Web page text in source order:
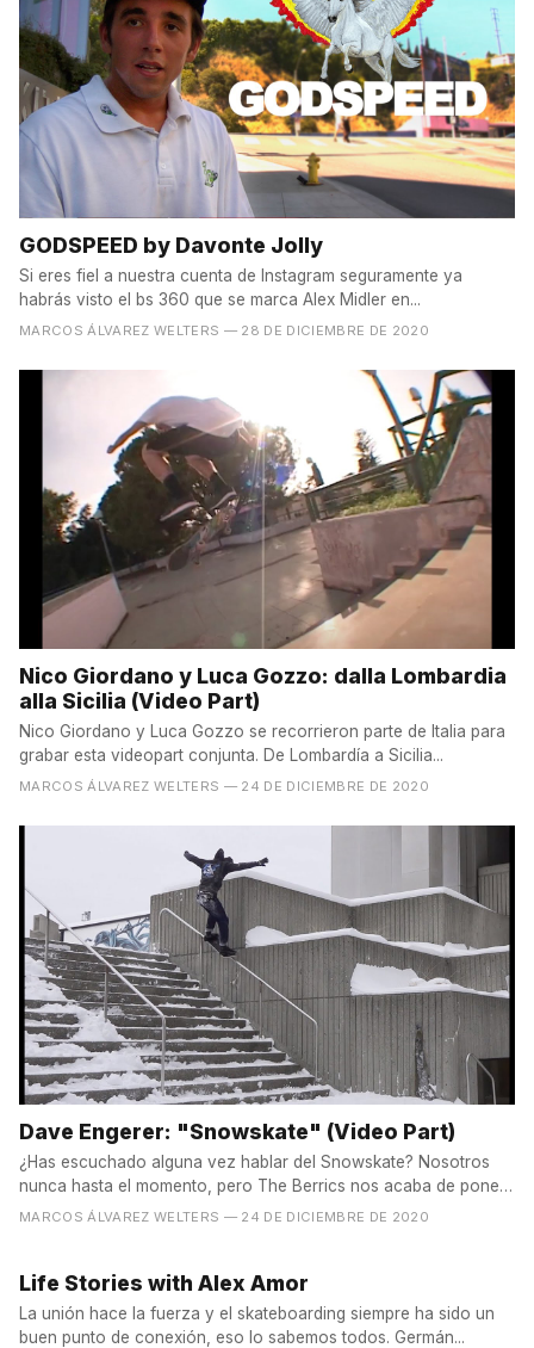
GODSPEED by Davonte Jolly
Si eres fiel a nuestra cuenta de Instagram seguramente ya
habrás visto el bs 360 que se marca Alex Midler en...
MARCOS ÁLVAREZ WELTERS — 28 DE DICIEMBRE DE 2020
Nico Giordano y Luca Gozzo: dalla Lombardia
alla Sicilia (Video Part)
Nico Giordano y Luca Gozzo se recorrieron parte de Italia para
grabar esta videopart conjunta. De Lombardía a Sicilia...
MARCOS ÁLVAREZ WELTERS — 24 DE DICIEMBRE DE 2020
Dave Engerer: "Snowskate" (Video Part)
¿Has escuchado alguna vez hablar del Snowskate? Nosotros
nunca hasta el momento, pero The Berrics nos acaba de poner
el...
MARCOS ÁLVAREZ WELTERS — 24 DE DICIEMBRE DE 2020
Life Stories with Alex Amor
La unión hace la fuerza y el skateboarding siempre ha sido un
buen punto de conexión, eso lo sabemos todos. Germán...